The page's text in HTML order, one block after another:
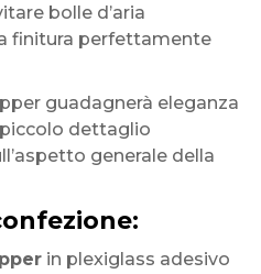
bolle d’aria
finitura perfettamente
guadagnerà eleganza
dettaglio
generale della
in plexiglass adesivo